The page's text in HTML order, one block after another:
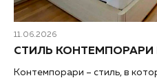
11.06.2026
СТИЛЬ КОНТЕМПОРАРИ
Контемпорари – стиль, в